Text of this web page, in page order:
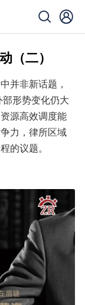
（二）
并非新话题，
形势变化仍大
源高效调度能
力，律所区域
的议题。